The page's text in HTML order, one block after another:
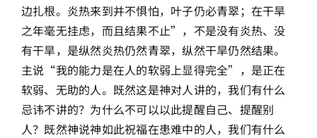
边扎根。炎热来到并不惧怕，叶子仍必青翠；在干旱
之年毫无挂虑，而且结果不止”，不是没有炎热、没
有干旱，是纵然炎热仍然青翠，纵然干旱仍然结果。
主说“我的能力是在人的软弱上显得完全”，是正在
软弱、无助的人。既然这是神对人讲的，我们有什么
忌讳不讲的？为什么不可以以此提醒自己、提醒别
人？既然神说神如此祝福在患难中的人，我们有什么